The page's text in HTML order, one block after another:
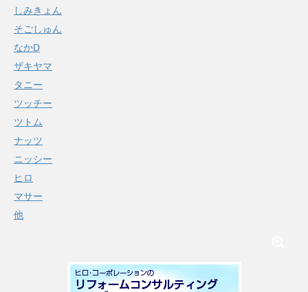
しみきょん
そごしゅん
なかD
ザキヤマ
タニー
ツッチー
ツトム
ナッツ
ニッシー
ヒロ
マサー
他